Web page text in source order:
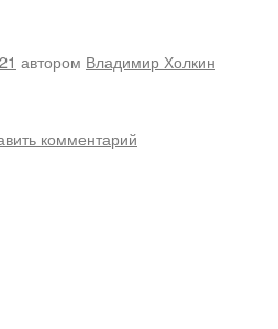
автором Владимир Холкин
комментарий